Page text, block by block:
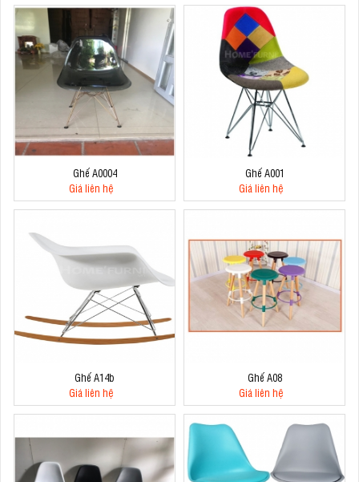
Ghế A0004
Giá liên hệ
Ghế A001
Giá liên hệ
Ghế A14b
Giá liên hệ
Ghế A08
Giá liên hệ